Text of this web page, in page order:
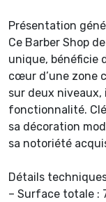
Présentation
Ce Barber Shop
unique, bénéficie
cœur d’une zone
sur deux
fonctionnalité.
sa décoration
sa notoriété
Détails
– Surface totale :